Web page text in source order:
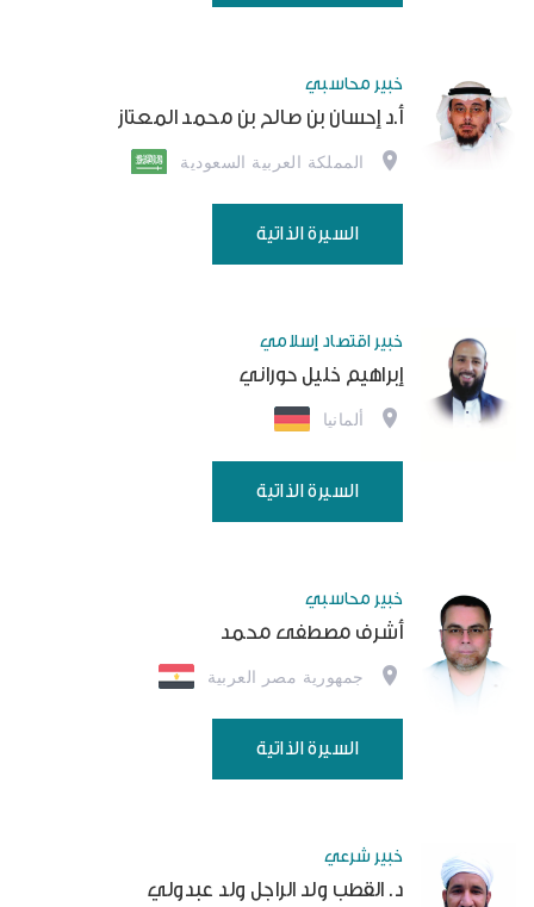
خبير محاسبي
أ.د إحسان بن صالح بن محمد المعتاز
المملكة العربية السعودية
السيرة الذاتية
خبير اقتصاد إسلامي
إبراهيم خليل حوراني
ألمانيا
السيرة الذاتية
خبير محاسبي
أشرف مصطفى محمد
جمهورية مصر العربية
السيرة الذاتية
خبير شرعي
د. القطب ولد الراجل ولد عبدولي